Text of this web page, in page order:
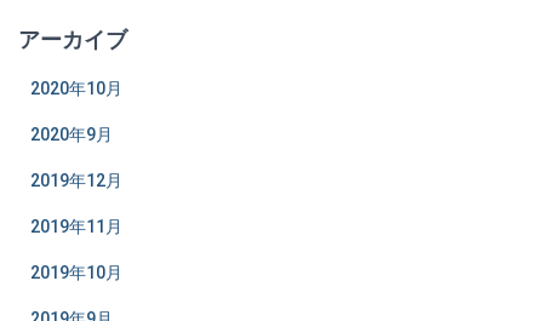
アーカイブ
2020年10月
2020年9月
2019年12月
2019年11月
2019年10月